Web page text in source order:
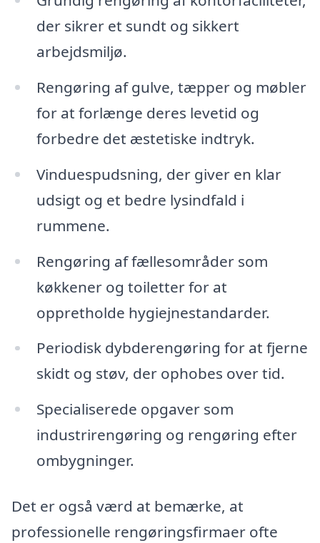
der sikrer et sundt og sikkert
arbejdsmiljø.
Rengøring af gulve, tæpper og møbler
for at forlænge deres levetid og
forbedre det æstetiske indtryk.
Vinduespudsning, der giver en klar
udsigt og et bedre lysindfald i
rummene.
Rengøring af fællesområder som
køkkener og toiletter for at
oppretholde hygiejnestandarder.
Periodisk dybderengøring for at fjerne
skidt og støv, der ophobes over tid.
Specialiserede opgaver som
industrirengøring og rengøring efter
ombygninger.
Det er også værd at bemærke, at
professionelle rengøringsfirmaer ofte